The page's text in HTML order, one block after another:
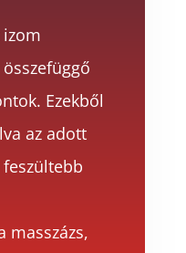
Ezekből
az adott
masszázs,